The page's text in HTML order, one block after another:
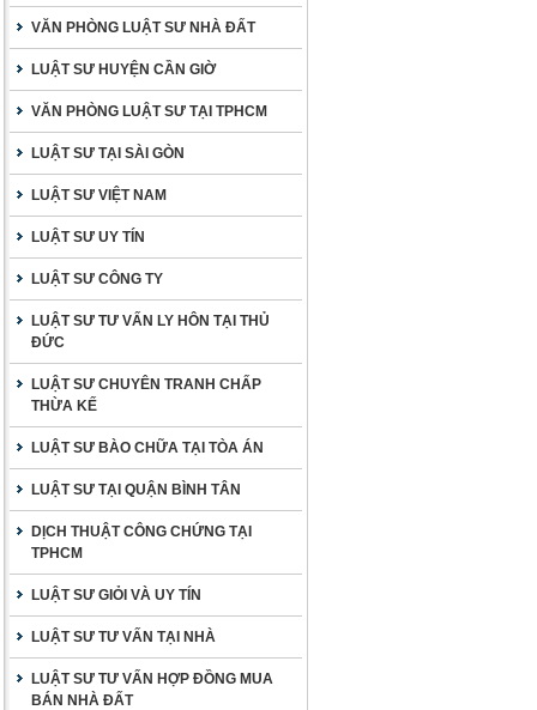
VĂN PHÒNG LUẬT SƯ NHÀ ĐẤT
LUẬT SƯ HUYỆN CẦN GIỜ
VĂN PHÒNG LUẬT SƯ TẠI TPHCM
LUẬT SƯ TẠI SÀI GÒN
LUẬT SƯ VIỆT NAM
LUẬT SƯ UY TÍN
LUẬT SƯ CÔNG TY
LUẬT SƯ TƯ VẤN LY HÔN TẠI THỦ
ĐỨC
LUẬT SƯ CHUYÊN TRANH CHẤP
THỪA KẾ
LUẬT SƯ BÀO CHỮA TẠI TÒA ÁN
LUẬT SƯ TẠI QUẬN BÌNH TÂN
DỊCH THUẬT CÔNG CHỨNG TẠI
TPHCM
LUẬT SƯ GIỎI VÀ UY TÍN
LUẬT SƯ TƯ VẤN TẠI NHÀ
LUẬT SƯ TƯ VẤN HỢP ĐỒNG MUA
BÁN NHÀ ĐẤT